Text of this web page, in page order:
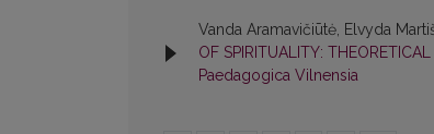
Vanda Aramavičiūtė, Elvyda
OF SPIRITUALITY:
Paedagogica Vilnensia